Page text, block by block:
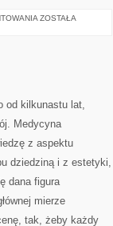
W
SKÓRNE
ZOSTAŁA
od kilkunastu lat,
Medycyna
z aspektu
dziedziną i z estetyki,
dana figura
mierze
tak, żeby każdy